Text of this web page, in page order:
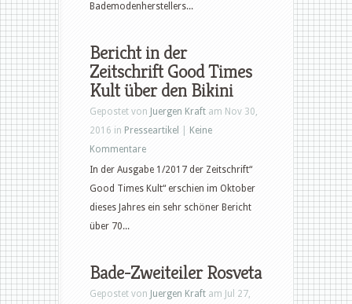
Bademodenherstellers...
Bericht in der
Zeitschrift Good Times
Kult über den Bikini
Gepostet von Juergen Kraft am Nov 30,
2016 in Presseartikel
Keine
Kommentare
In der Ausgabe 1/2017 der Zeitschrift“
Good Times Kult“ erschien im Oktober
dieses Jahres ein sehr schöner Bericht
über 70...
Bade-Zweiteiler Rosveta
Gepostet von Juergen Kraft am Jul 27,